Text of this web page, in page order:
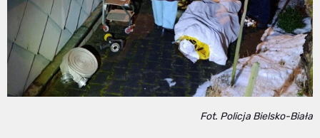
Fot. Policja Bielsko-Biała